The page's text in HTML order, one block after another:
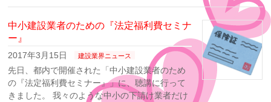
中小建設業者のための『法定福利費セミナ
ー』
2017年3月15日 建設業界ニュース
先日、都内で開催された「中小建設業者のため
の『法定福利費セミナー』」に、聴講に行って
きました。 我々のような中小の下請け業者だけ